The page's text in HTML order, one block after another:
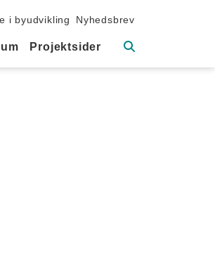
navigation
i byudvikling Nyhedsbrev
Projektsider